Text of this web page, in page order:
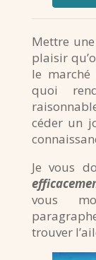
Mettre une
plaisir
le
quoi
céder un
Je vous
vous
trouver